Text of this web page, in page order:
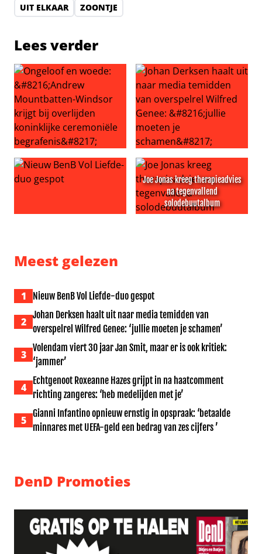
UIT ELKAAR
ZOONTJE
Lees verder
Ongeloof en woede: ‘Andrew Mountbatten-Windsor
Johan Derksen haalt uit
Joe Jonas kreeg therapieadvies
na tegenvallend
solodebuutalbum
Meest gelezen
1 Nieuw BenB Vol Liefde-duo gespot
2
Johan Derksen haalt uit naar media temidden van
overspelrel Wilfred Genee: ‘jullie moeten je schamen’
3
Volendam viert 30 jaar Jan Smit, maar er is ook kritiek:
‘jammer’
4
Echtgenoot Roxeanne Hazes grijpt in na haatcomment
richting zangeres: ‘heb medelijden met je’
5
Gianni Infantino opnieuw ernstig in opspraak: ‘betaalde
minnares met UEFA-geld een bedrag van zes cijfers ’
DenD Promoties